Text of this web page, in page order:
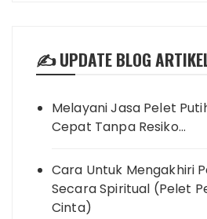
✍️ UPDATE BLOG
Melayani Jasa Pelet
Cepat Tanpa Resiko…
Cara Untuk Mengakhiri
Secara Spiritual (Pelet
Cinta)